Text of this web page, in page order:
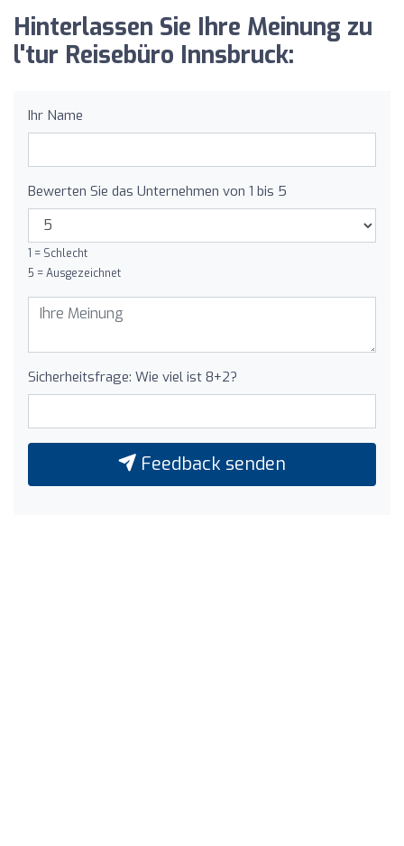
Hinterlassen Sie Ihre Meinung zu
l'tur Reisebüro Innsbruck:
Ihr Name
Bewerten Sie das Unternehmen von 1 bis 5
1 = Schlecht
5 = Ausgezeichnet
Sicherheitsfrage: Wie viel ist 8+2?
Feedback senden